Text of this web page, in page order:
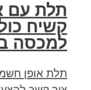
תלת עם
קשיח
למכסה
תלת אופן